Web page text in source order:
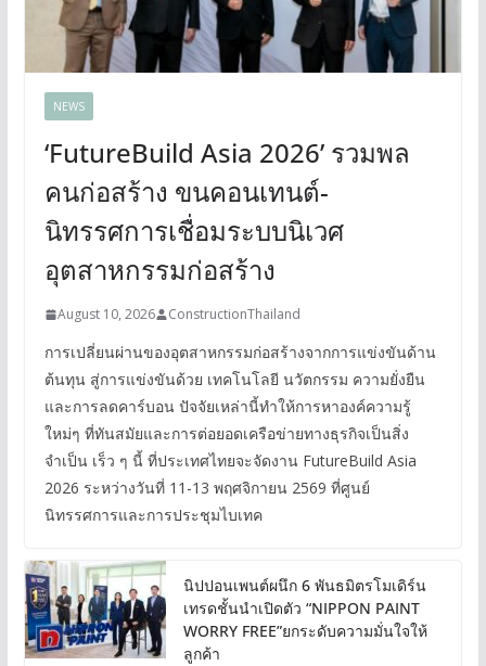
NEWS
‘FutureBuild Asia 2026’ รวมพล
คนก่อสร้าง ขนคอนเทนต์-
นิทรรศการเชื่อมระบบนิเวศ
อุตสาหกรรมก่อสร้าง
August 10, 2026 ConstructionThailand
การเปลี่ยนผ่านของอุตสาหกรรมก่อสร้างจากการแข่งขันด้าน
ต้นทุน สู่การแข่งขันด้วย เทคโนโลยี นวัตกรรม ความยั่งยืน
และการลดคาร์บอน ปัจจัยเหล่านี้ทำให้การหาองค์ความรู้
ใหม่ๆ ที่ทันสมัยและการต่อยอดเครือข่ายทางธุรกิจเป็นสิ่ง
จำเป็น เร็ว ๆ นี้ ที่ประเทศไทยจะจัดงาน FutureBuild Asia
2026 ระหว่างวันที่ 11-13 พฤศจิกายน 2569 ที่ศูนย์
นิทรรศการและการประชุมไบเทค
นิปปอนเพนต์ผนึก 6 พันธมิตรโมเดิร์น
เทรดชั้นนำเปิดตัว “NIPPON PAINT
WORRY FREE”ยกระดับความมั่นใจให้
ลูกค้า